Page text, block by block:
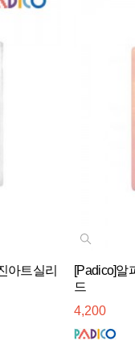
아트실리
[Padico]알
드
4,200